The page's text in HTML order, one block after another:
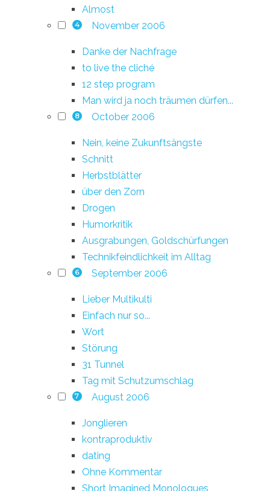
Almost
4 November 2006
Danke der Nachfrage
to live the cliché
12 step program
Man wird ja noch träumen dürfen...
8 October 2006
Nein, keine Zukunftsängste
Schnitt
Herbstblätter
über den Zorn
Drogen
Humorkritik
Ausgrabungen, Goldschürfungen
Technikfeindlichkeit im Alltag
6 September 2006
Lieber Multikulti
Einfach nur so...
Wort
Störung
31 Tunnel
Tag mit Schutzumschlag
7 August 2006
Jonglieren
kontraproduktiv
dating
Ohne Kommentar
Short Imagined Monologues